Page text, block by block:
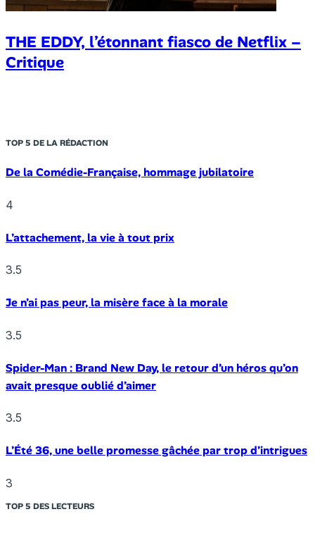
THE EDDY, l’étonnant fiasco de Netflix –
Critique
TOP 5 DE LA RÉDACTION
De la Comédie-Française, hommage jubilatoire
4
L’attachement, la vie à tout prix
3.5
Je n’ai pas peur, la misère face à la morale
3.5
Spider-Man : Brand New Day, le retour d’un héros qu’on
avait presque oublié d’aimer
3.5
L’Été 36, une belle promesse gâchée par trop d’intrigues
3
TOP 5 DES LECTEURS